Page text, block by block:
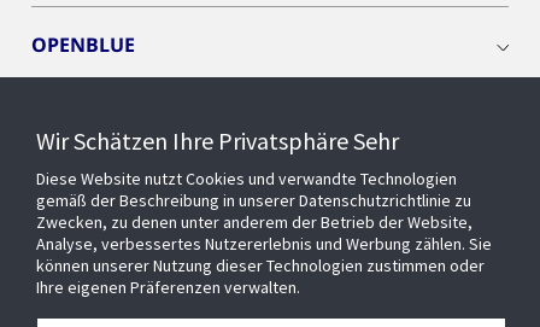
OPENBLUE
EVENTS
Über uns
Wir Schätzen Ihre Privatsphäre Sehr
Diese Website nutzt Cookies und verwandte Technologien
gemäß der Beschreibung in unserer Datenschutzrichtlinie zu
Zwecken, zu denen unter anderem der Betrieb der Website,
Analyse, verbessertes Nutzererlebnis und Werbung zählen. Sie
können unserer Nutzung dieser Technologien zustimmen oder
Ihre eigenen Präferenzen verwalten.